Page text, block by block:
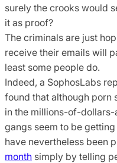
surely the crooks would
it as proof?
The criminals are just
receive their emails will
least some people do.
Indeed, a SophosLabs
found that although porn
in the millions-of-
gangs seem to be
have nevertheless been
month simply by telling